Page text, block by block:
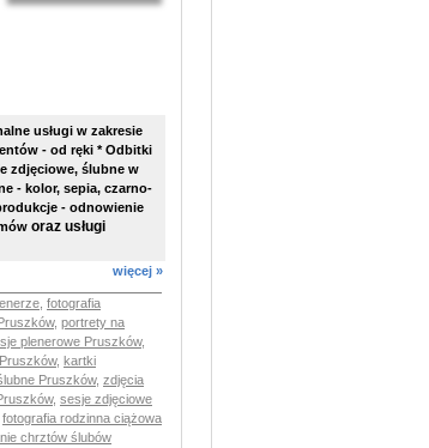
usługi w zakresie
- od ręki * Odbitki
zdjęciowe, ślubne w
- kolor, sepia, czarno-
- odnowienie
oraz usługi
więcej »
fotografia
, portrety na
plenerowe Pruszków,
, kartki
Pruszków, zdjęcia
, sesje zdjęciowe
fotografia rodzinna ciążowa
chrztów ślubów